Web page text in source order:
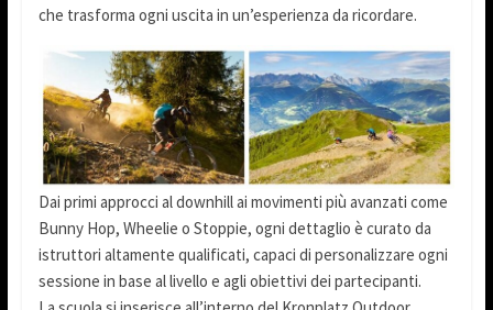
che trasforma ogni uscita in un’esperienza da ricordare.
Dai primi approcci al downhill ai movimenti più avanzati come
Bunny Hop, Wheelie o Stoppie, ogni dettaglio è curato da
istruttori altamente qualificati, capaci di personalizzare ogni
sessione in base al livello e agli obiettivi dei partecipanti.